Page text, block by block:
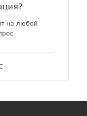
на любой